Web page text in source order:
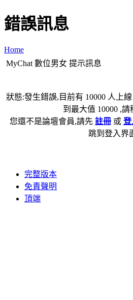
錯誤訊息
Home
MyChat 數位男女 提示訊息
狀態:發生錯誤,目前有 10000 人上
到最大值 10000 ,
您還不是論壇會員,請先 註冊或 登
跳到登入界
完整版本
免責聲明
頂端